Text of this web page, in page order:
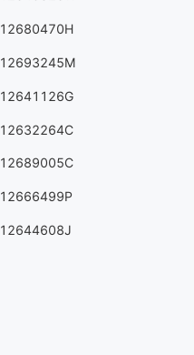
12680470H
12693245M
12641126G
12632264C
12689005C
12666499P
12644608J